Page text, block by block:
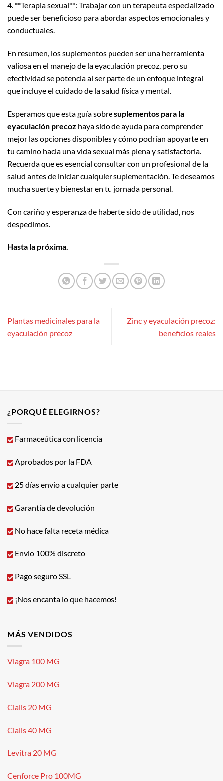
4. **Terapia sexual**: Trabajar con un terapeuta especializado
puede ser beneficioso para abordar aspectos emocionales y
conductuales.
En resumen, los suplementos pueden ser una herramienta
valiosa en el manejo de la eyaculación precoz, pero su
efectividad se potencia al ser parte de un enfoque integral
que incluye el cuidado de la salud física y mental.
Esperamos que esta guía sobresuplementos para la
eyaculación precoz haya sido de ayuda para comprender
mejor las opciones disponibles y cómo podrían apoyarte en
tu camino hacia una vida sexual más plena y satisfactoria.
Recuerda que es esencial consultar con un profesional de la
salud antes de iniciar cualquier suplementación. Te deseamos
mucha suerte y bienestar en tu jornada personal.
Con cariño y esperanza de haberte sido de utilidad, nos
despedimos.
Hasta la próxima.
Plantas medicinales para la
eyaculación precoz
Zinc y eyaculación precoz:
beneficios reales
¿PORQUÉ ELEGIRNOS?
Farmaceútica con licencia
Aprobados por la FDA
25 días envio a cualquier parte
Garantía de devolución
No hace falta receta médica
Envio 100% discreto
Pago seguro SSL
¡Nos encanta lo que hacemos!
MÁS VENDIDOS
Viagra 100 MG
Viagra 200 MG
Cialis 20 MG
Cialis 40 MG
Levitra 20 MG
Cenforce Pro 100MG